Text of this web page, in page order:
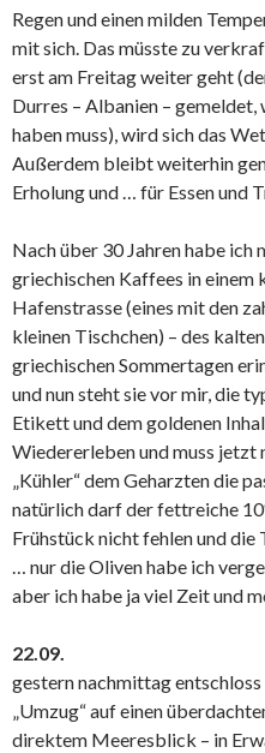
Regen und einen milden
mit sich. Das müsste zu
erst am Freitag weiter geht
Durres – Albanien –
haben muss), wird sich das
Außerdem bleibt weiterhin
Erholung und … für Essen und
Nach über 30 Jahren habe ich
griechischen Kaffees in einem
Hafenstrasse (eines mit den
kleinen Tischchen) – des
griechischen Sommertagen
und nun steht sie vor mir, die
Etikett und dem goldenen
Wiedererleben und muss jetzt
„Kühler“ dem Geharzten die
natürlich darf der fettreiche
Frühstück nicht fehlen und die
… nur die Oliven habe ich
aber ich habe ja viel Zeit und
22.09.
gestern nachmittag
„Umzug“ auf einen
direktem Meeresblick – in